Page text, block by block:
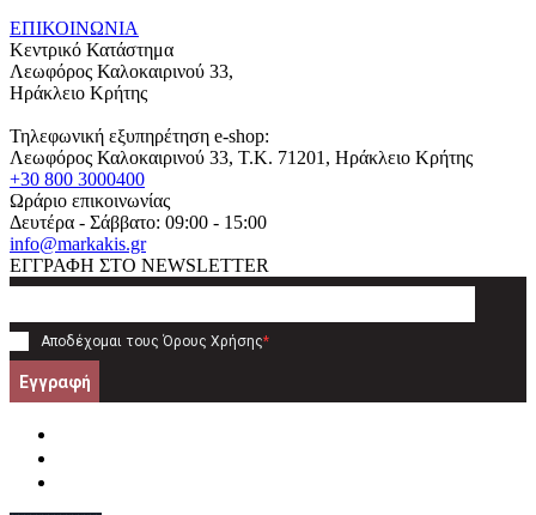
ΕΠΙΚΟΙΝΩΝΙΑ
Κεντρικό Κατάστημα
Λεωφόρος Καλοκαιρινού 33,
Ηράκλειο Κρήτης
Τηλεφωνική εξυπηρέτηση e-shop:
Λεωφόρος Καλοκαιρινού 33, T.K. 71201 , Ηράκλειο Κρήτης
+30 800 3000400
Ωράριο επικοινωνίας
Δευτέρα - Σάββατο: 09:00 - 15:00
info@markakis.gr
ΕΓΓΡΑΦΗ ΣΤΟ NEWSLETTER
Αποδέχομαι τους Όρους Χρήσης*
Εγγραφή